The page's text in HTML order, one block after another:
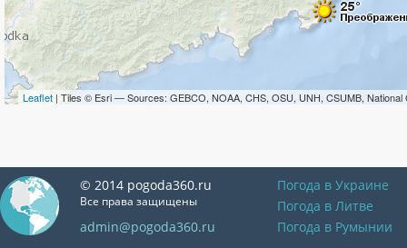
Leaflet | Tiles © Esri — Sources: GEBCO, NOAA, CHS, OSU, UNH, CSUMB, National
© 2014 pogoda360.ru
Все права защищены
admin@pogoda360.ru
Погода в Украине
Погода в Литве
Погода в Румынии